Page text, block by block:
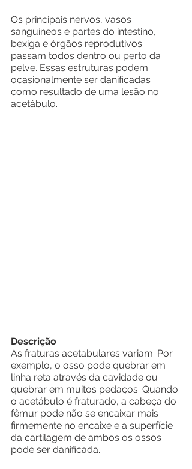
Os principais nervos, vasos
sanguíneos e partes do intestino,
bexiga e órgãos reprodutivos
passam todos dentro ou perto da
pelve. Essas estruturas podem
ocasionalmente ser danificadas
como resultado de uma lesão no
acetábulo.
Descrição
As fraturas acetabulares variam. Por
exemplo, o osso pode quebrar em
linha reta através da cavidade ou
quebrar em muitos pedaços. Quando
o acetábulo é fraturado, a cabeça do
fêmur pode não se encaixar mais
firmemente no encaixe e a superfície
da cartilagem de ambos os ossos
pode ser danificada.